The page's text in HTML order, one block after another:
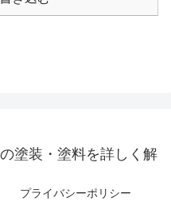
塗装・塗料を詳しく解
プライバシーポリシー